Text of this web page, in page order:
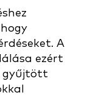
A
ezért
gyűjtött